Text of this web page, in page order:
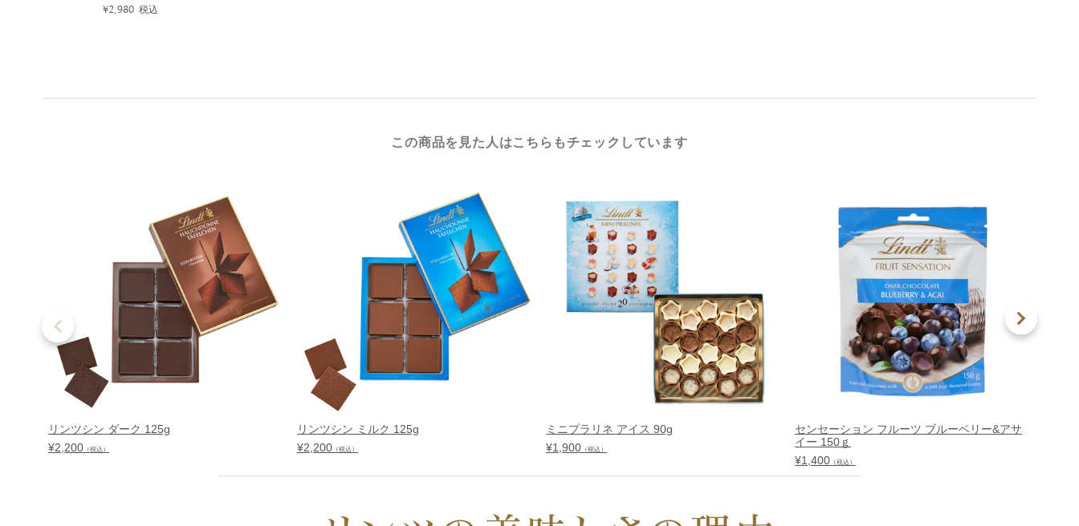
¥2,980 税込
この商品を見た人はこちらもチェックしています
リンツシン ダーク 125g
¥2,200 （税込）
リンツシン ミルク 125g
¥2,200 （税込）
ミニプラリネ アイス 90g
¥1,900 （税込）
センセーション フルーツ ブルーベリー&アサ
イー 150ｇ
¥1,400 （税込）